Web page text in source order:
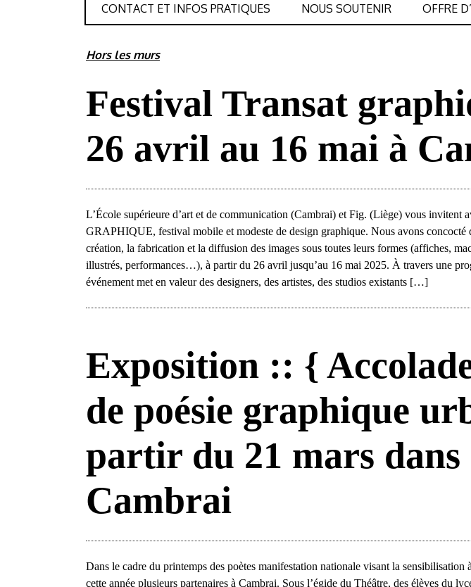
CONTACT ET INFOS PRATIQUES NOUS SOUTENIR OFFRE
Hors les murs
Festival Transat
26 avril au 16 mai à
L’École supérieure d’art et de communication (Cambrai) et Fig. (Liège) vous invitent
GRAPHIQUE, festival mobile et modeste de design graphique. Nous avons concocté
création, la fabrication et la diffusion des images sous toutes leurs formes (affiches,
illustrés, performances…), à partir du 26 avril jusqu’au 16 mai 2025. À travers une
événement met en valeur des designers, des artistes, des studios existants […]
Exposition :: {
de poésie graphique
partir du 21 mars dans
Cambrai
Dans le cadre du printemps des poètes manifestation nationale visant la
cette année plusieurs partenaires à Cambrai. Sous l’égide du Théâtre, des élèves du